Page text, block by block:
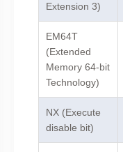
Extension 3)
EM64T
(Extended
Memory 64-bit
Technology)
NX (Execute
disable bit)